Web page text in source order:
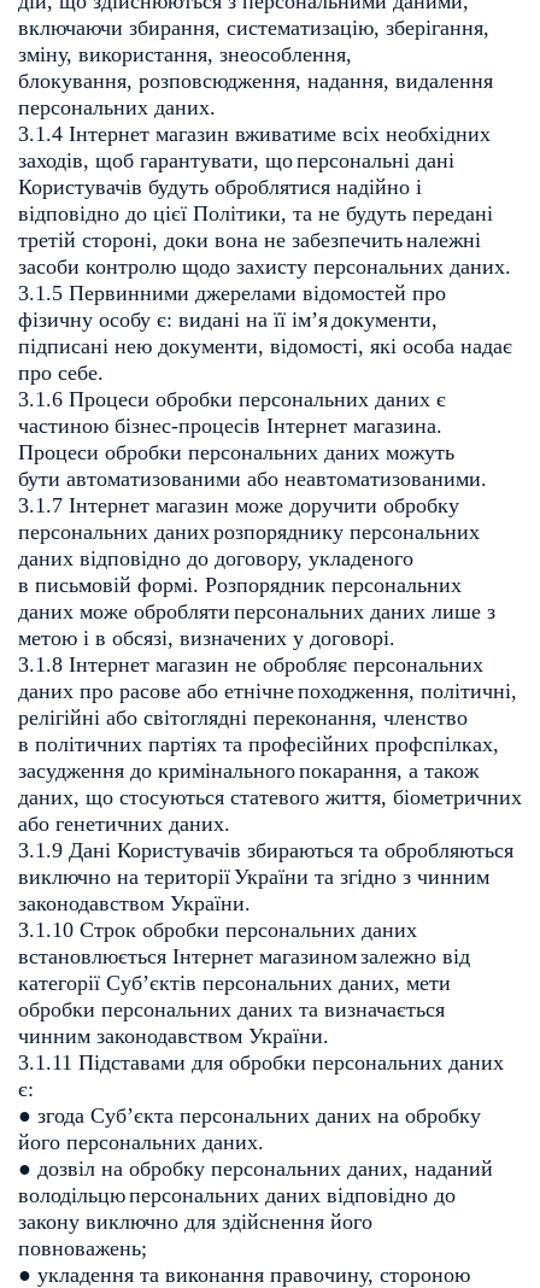
включаючи збирання, систематизацію, зберігання,
зміну, використання, знеособлення,
блокування, розповсюдження, надання, видалення
персональних даних.
3.1.4 Інтернет магазин вживатиме всіх необхідних
заходів, щоб гарантувати, щоперсональні дані
Користувачів будуть оброблятися надійно і
відповідно до цієї Політики, та не будуть передані
третій стороні, доки вона не забезпечитьналежні
засоби контролю щодо захисту персональних даних.
3.1.5 Первинними джерелами відомостей про
фізичну особу є: видані на її ім’ядокументи,
підписані нею документи, відомості, які особа надає
про себе.
3.1.6 Процеси обробки персональних даних є
частиною бізнес-процесів Інтернет магазина.
Процеси обробки персональних даних можуть
бути автоматизованими або неавтоматизованими.
3.1.7 Інтернет магазин може доручити обробку
персональних данихрозпоряднику персональних
даних відповідно до договору, укладеного
в письмовій формі. Розпорядник персональних
даних може обробляти персональних даних лише з
метою і в обсязі, визначених у договорі.
3.1.8 Інтернет магазин не обробляє персональних
даних про расове або етнічнепоходження, політичні,
релігійні або світоглядні переконання, членство
в політичних партіях та професійних профспілках,
засудження до кримінальногопокарання, а також
даних, що стосуються статевого життя, біометричних
або генетичних даних.
3.1.9 Дані Користувачів збираються та обробляються
виключно на територіїУкраїни та згідно з чинним
законодавством України.
3.1.10 Cтрок обробки персональних даних
встановлюється Інтернет магазиномзалежно від
категорії Суб’єктів персональних даних, мети
обробки персональних даних та визначається
чинним законодавством України.
3.1.11 Підставами для обробки персональних даних
є:
● згода Суб’єкта персональних даних на обробку
його персональних даних.
● дозвіл на обробку персональних даних, наданий
володільцюперсональних даних відповідно до
закону виключно для здійснення його
повноважень;
● укладення та виконання правочину, стороною